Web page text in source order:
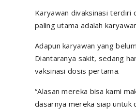
Karyawan divaksinasi terdiri
paling utama adalah
Adapun karyawan yang
Diantaranya sakit, sedang
vaksinasi dosis pertama.
“Alasan mereka bisa kami
dasarnya mereka siap untuk